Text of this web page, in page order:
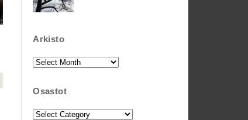
Arkisto
Arkisto
Osastot
Osastot